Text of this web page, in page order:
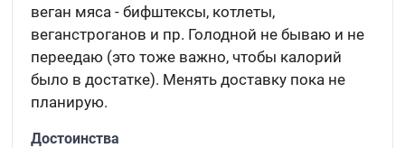
веган мяса - бифштексы, котлеты,
веганстроганов и пр. Голодной не бываю и не
переедаю (это тоже важно, чтобы калорий
было в достатке). Менять доставку пока не
планирую.
Достоинства